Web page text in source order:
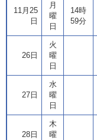
11月25
日
月
曜
日
14時
59分
26日
火
曜
日
27日
水
曜
日
28日
木
曜